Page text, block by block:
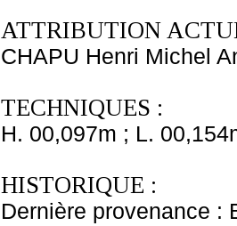
ATTRIBUTION
CHAPU Henri Michel
TECHNIQUES :
H. 00,097m ; L.
HISTORIQUE :
Dernière provenance :